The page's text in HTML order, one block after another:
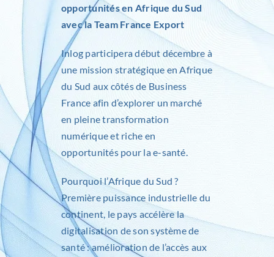
opportunités en Afrique du Sud
avec la Team France Export
Inlog participera début décembre à
une mission stratégique en Afrique
du Sud aux côtés de Business
France afin d’explorer un marché
en pleine transformation
numérique et riche en
opportunités pour la e-santé.
Pourquoi l’Afrique du Sud ?
Première puissance industrielle du
continent, le pays accélère la
digitalisation de son système de
santé : amélioration de l’accès aux